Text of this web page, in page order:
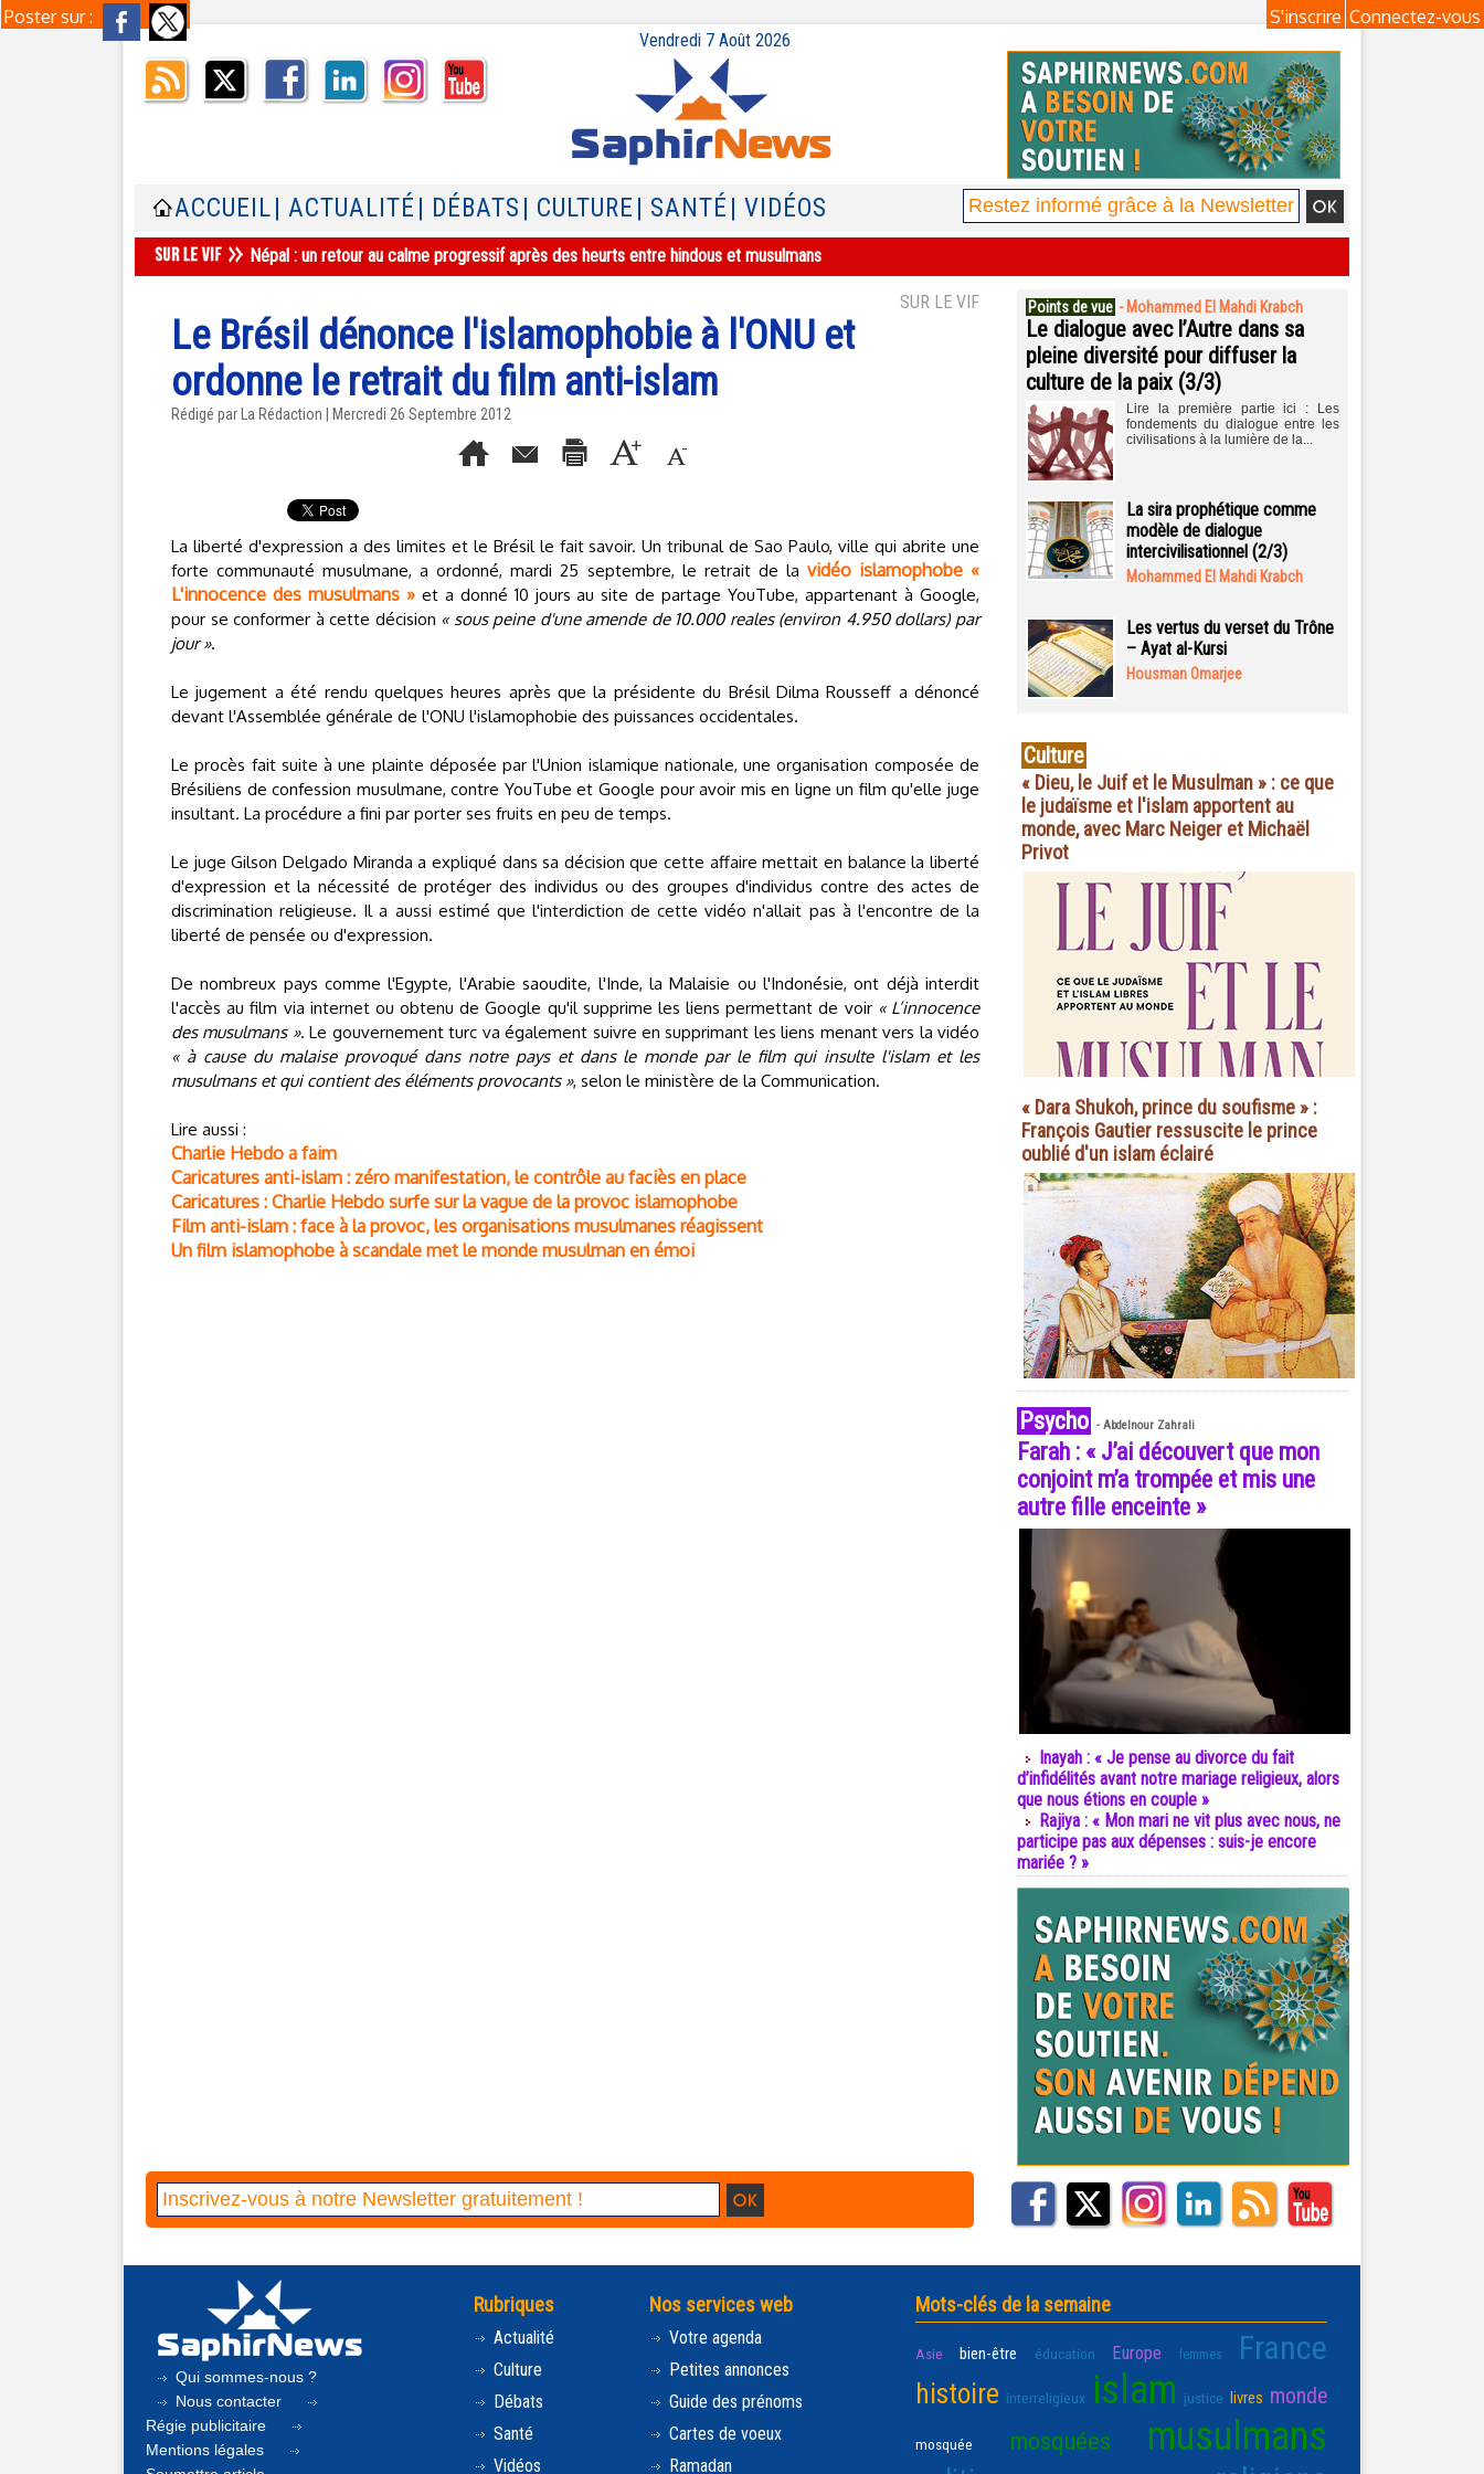
Poster sur : Connectez-vous
S'inscrire
Vendredi 7 Août 2026
ACCUEIL | ACTUALITÉ | DÉBATS | CULTURE | SANTÉ | VIDÉOS
Népal : un retour au calme progressif après des heurts entre hindous et musulmans
SUR LE VIF
Le Brésil dénonce l'islamophobie à l'ONU et
ordonne le retrait du film anti-islam
Rédigé par La Rédaction | Mercredi 26 Septembre 2012
La liberté d'expression a des limites et le Brésil le fait savoir. Un tribunal de Sao Paulo, ville qui abrite une
forte communauté musulmane, a ordonné, mardi 25 septembre, le retrait de la vidéo islamophobe «
L'innocence des musulmans »et a donné 10 jours au site de partage YouTube, appartenant à Google,
pour se conformer à cette décision « sous peine d'une amende de 10.000 reales (environ 4.950 dollars) par
jour ».
Le jugement a été rendu quelques heures après que la présidente du Brésil Dilma Rousseff a dénoncé
devant l'Assemblée générale de l'ONU l'islamophobie des puissances occidentales.
Le procès fait suite à une plainte déposée par l'Union islamique nationale, une organisation composée de
Brésiliens de confession musulmane, contre YouTube et Google pour avoir mis en ligne un film qu'elle juge
insultant. La procédure a fini par porter ses fruits en peu de temps.
Le juge Gilson Delgado Miranda a expliqué dans sa décision que cette affaire mettait en balance la liberté
d'expression et la nécessité de protéger des individus ou des groupes d'individus contre des actes de
discrimination religieuse. Il a aussi estimé que l'interdiction de cette vidéo n'allait pas à l'encontre de la
liberté de pensée ou d'expression.
De nombreux pays comme l'Egypte, l'Arabie saoudite, l'Inde, la Malaisie ou l'Indonésie, ont déjà interdit
l'accès au film via internet ou obtenu de Google qu'il supprime les liens permettant de voir « L’innocence
des musulmans ». Le gouvernement turc va également suivre en supprimant les liens menant vers la vidéo
« à cause du malaise provoqué dans notre pays et dans le monde par le film qui insulte l'islam et les
musulmans et qui contient des éléments provocants », selon le ministère de la Communication.
Lire aussi :
Charlie Hebdo a faim
Caricatures anti-islam : zéro manifestation, le contrôle au faciès en place
Caricatures : Charlie Hebdo surfe sur la vague de la provoc islamophobe
Film anti-islam : face à la provoc, les organisations musulmanes réagissent
Un film islamophobe à scandale met le monde musulman en émoi
Points de vue - Mohammed El Mahdi Krabch
Le dialogue avec l’Autre dans sa
pleine diversité pour diffuser la
culture de la paix (3/3)
Lire la première partie ici : Les
fondements du dialogue entre les
civilisations à la lumière de la...
La sira prophétique comme
modèle de dialogue
intercivilisationnel (2/3)
Mohammed El Mahdi Krabch
Les vertus du verset du Trône
– Ayat al-Kursi
Housman Omarjee
Culture
« Dieu, le Juif et le Musulman » : ce que
le judaïsme et l'islam apportent au
monde, avec Marc Neiger et Michaël
Privot
« Dara Shukoh, prince du soufisme » :
François Gautier ressuscite le prince
oublié d'un islam éclairé
Psycho - Abdelnour Zahrali
Farah : « J’ai découvert que mon
conjoint m’a trompée et mis une
autre fille enceinte »
Inayah : « Je pense au divorce du fait
d’infidélités avant notre mariage religieux, alors
que nous étions en couple »
Rajiya : « Mon mari ne vit plus avec nous, ne
participe pas aux dépenses : suis-je encore
mariée ? »
Qui sommes-nous ?
Nous contacter
Régie publicitaire
Mentions légales
Rubriques
Actualité
Culture
Débats
Santé
Vidéos
Nos services web
Votre agenda
Petites annonces
Guide des prénoms
Cartes de voeux
Ramadan
Mots-clés de la semaine
Asie bien-être éducation Europe femmes France
histoire interreligieux islam justice livres monde
mosquée mosquées musulmans